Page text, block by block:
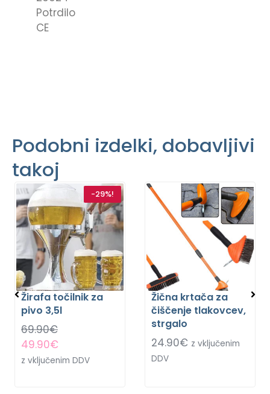
Potrdilo
CE
Podobni izdelki, dobavljivi
takoj
-29%!
Žirafa točilnik za
pivo 3,5l
69.90€
49.90€
z vključenim DDV
Žična krtača za
čiščenje tlakovcev,
strgalo
24.90€ z vključenim
DDV